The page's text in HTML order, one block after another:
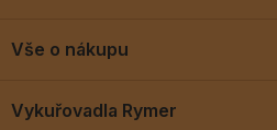
Blog
Vše o nákupu
Vykuřovadla Rymer